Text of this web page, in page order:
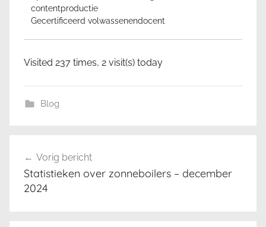
contentproductie
Gecertificeerd volwassenendocent
Visited 237 times, 2 visit(s) today
Blog
Vorig bericht
Statistieken over zonneboilers – december
2024